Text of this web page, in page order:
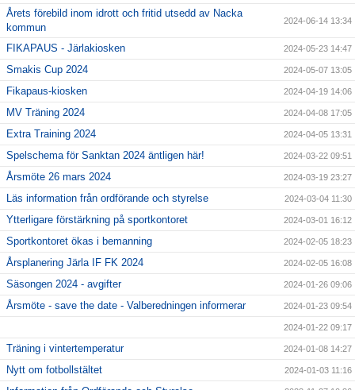
Årets förebild inom idrott och fritid utsedd av Nacka
kommun
2024-06-14 13:34
FIKAPAUS - Järlakiosken 2024-05-23 14:47
Smakis Cup 2024 2024-05-07 13:05
Fikapaus-kiosken 2024-04-19 14:06
MV Träning 2024 2024-04-08 17:05
Extra Training 2024 2024-04-05 13:31
Spelschema för Sanktan 2024 äntligen här! 2024-03-22 09:51
Årsmöte 26 mars 2024 2024-03-19 23:27
Läs information från ordförande och styrelse 2024-03-04 11:30
Ytterligare förstärkning på sportkontoret 2024-03-01 16:12
Sportkontoret ökas i bemanning 2024-02-05 18:23
Årsplanering Järla IF FK 2024 2024-02-05 16:08
Säsongen 2024 - avgifter 2024-01-26 09:06
Årsmöte - save the date - Valberedningen informerar 2024-01-23 09:54
2024-01-22 09:17
Träning i vintertemperatur 2024-01-08 14:27
Nytt om fotbollstältet 2024-01-03 11:16